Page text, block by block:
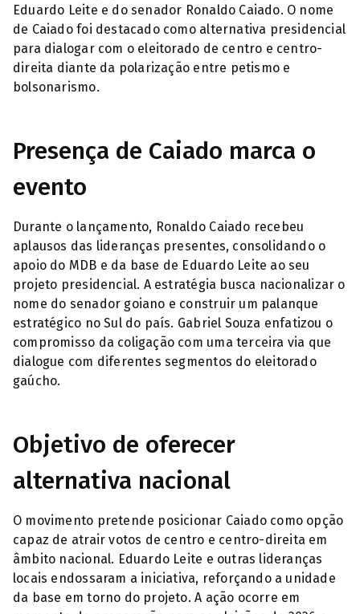
Eduardo Leite e do senador Ronaldo Caiado. O nome
de Caiado foi destacado como alternativa presidencial
para dialogar com o eleitorado de centro e centro-
direita diante da polarização entre petismo e
bolsonarismo.
Presença de Caiado marca o
evento
Durante o lançamento, Ronaldo Caiado recebeu
aplausos das lideranças presentes, consolidando o
apoio do MDB e da base de Eduardo Leite ao seu
projeto presidencial. A estratégia busca nacionalizar o
nome do senador goiano e construir um palanque
estratégico no Sul do país. Gabriel Souza enfatizou o
compromisso da coligação com uma terceira via que
dialogue com diferentes segmentos do eleitorado
gaúcho.
Objetivo de oferecer
alternativa nacional
O movimento pretende posicionar Caiado como opção
capaz de atrair votos de centro e centro-direita em
âmbito nacional. Eduardo Leite e outras lideranças
locais endossaram a iniciativa, reforçando a unidade
da base em torno do projeto. A ação ocorre em